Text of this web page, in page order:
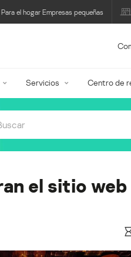
Para el hogar Empresas pequeñas
Servicios Centro de
el sitio